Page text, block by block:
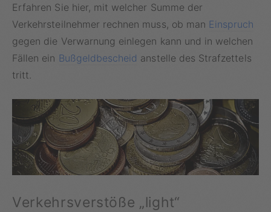
Erfahren Sie hier, mit welcher Summe der
Verkehrsteilnehmer rechnen muss, ob man Einspruch
gegen die Verwarnung einlegen kann und in welchen
Fällen ein Bußgeldbescheid anstelle des Strafzettels
tritt.
Verkehrsverstöße „light“